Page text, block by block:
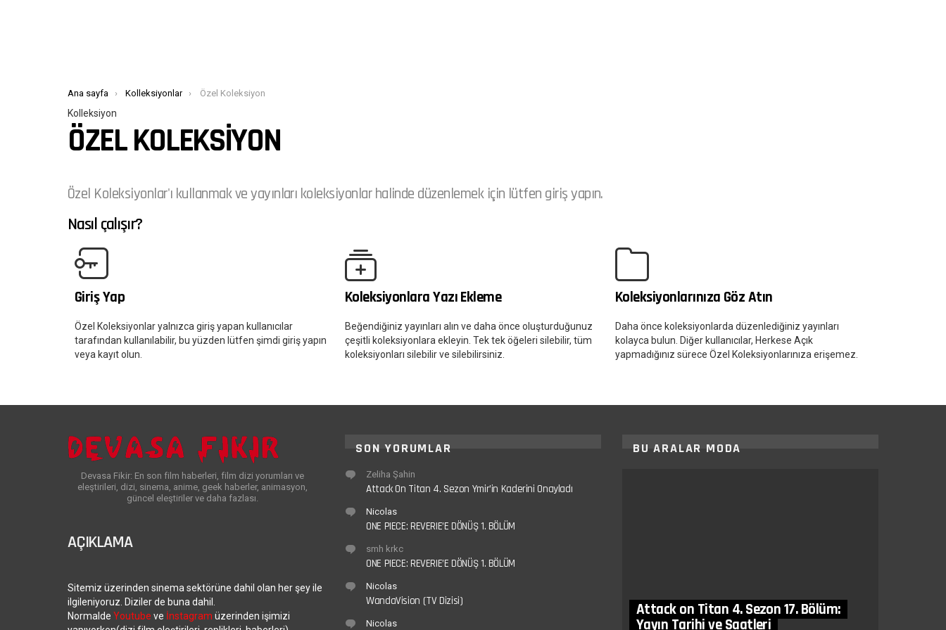
Buradasınız:
Ana sayfa Kolleksiyonlar Özel Koleksiyon
Kolleksiyon
ÖZEL KOLEKSIYON
Özel Koleksiyonlar'ı kullanmak ve yayınları koleksiyonlar halinde düzenlemek için lütfen giriş yapın.
Nasıl çalışır?
Giriş Yap
Özel Koleksiyonlar yalnızca giriş yapan kullanıcılar
tarafından kullanılabilir, bu yüzden lütfen şimdi giriş yapın
veya kayıt olun.
Koleksiyonlara Yazı Ekleme
Beğendiğiniz yayınları alın ve daha önce oluşturduğunuz
çeşitli koleksiyonlara ekleyin. Tek tek öğeleri silebilir, tüm
koleksiyonları silebilir ve silebilirsiniz.
Koleksiyonlarınıza Göz Atın
Daha önce koleksiyonlarda düzenlediğiniz yayınları
kolayca bulun. Diğer kullanıcılar, Herkese Açık
yapmadığınız sürece Özel Koleksiyonlarınıza erişemez.
Devasa Fikir: En son film haberleri, film dizi yorumları ve
eleştirileri, dizi, sinema, anime, geek haberler, animasyon,
güncel eleştiriler ve daha fazlası.
AÇIKLAMA
Sitemiz üzerinden sinema sektörüne dahil olan her şey ile
ilgileniyoruz. Diziler de buna dahil.
Normalde Youtube ve İnstagram üzerinden işimizi
SON YORUMLAR
Zeliha Şahin
Attack On Titan 4. Sezon Ymir’in Kaderini Onayladı
Nicolas
ONE PIECE: REVERIE’E DÖNÜŞ 1. BÖLÜM
smh krkc
ONE PIECE: REVERIE’E DÖNÜŞ 1. BÖLÜM
Nicolas
WandaVision (TV Dizisi)
Nicolas
BU ARALAR MODA
Attack on Titan 4. Sezon 17. Bölüm:
Yayın Tarihi ve Saatleri